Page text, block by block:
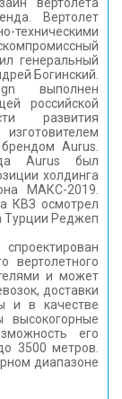
Вертолет
генеральный
Богинский.
выполнен
российской
развития
Aurus.
Aurus был
холдинга
МАКС-2019.
КВЗ осмотрел
Турции Реджеп
вертолетного
и может
доставки
и в качестве
высокогорные
его
3500 метров.
диапазоне